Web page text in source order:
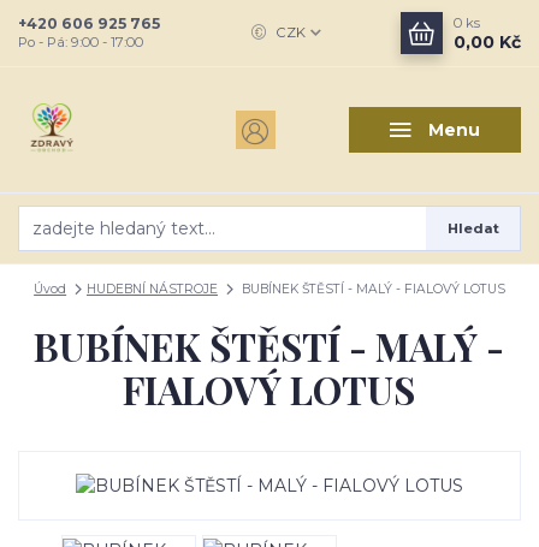
Menu
CZK
Hledat
+420 606 925 765
Po - Pá: 9:00 - 17:00
0 ks
0,00 Kč
Úvod HUDEBNÍ NÁSTROJE BUBÍNEK ŠTĚSTÍ - MALÝ - FIALOVÝ LOTUS
BUBÍNEK ŠTĚSTÍ - MALÝ -
FIALOVÝ LOTUS